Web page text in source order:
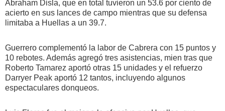
Abraham Disla, que en total tuvieron un 53.6 por ciento de
acierto en sus lances de campo mientras que su defensa
limitaba a Huellas a un 39.7.
Guerrero complementó la labor de Cabrera con 15 puntos y
10 rebotes. Además agregó tres asistencias, mien tras que
Roberto Tamarez aportó otras 15 unidades y el refuerzo
Darryer Peak aportó 12 tantos, incluyendo algunos
espectaculares donqueos.